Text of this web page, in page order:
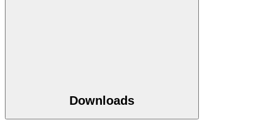
Downloads